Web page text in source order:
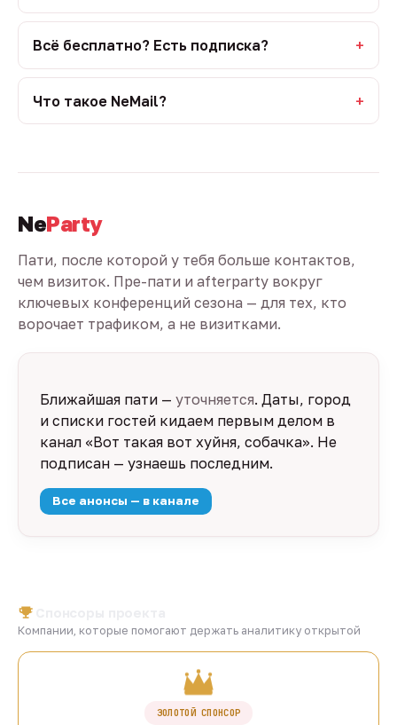
Всё бесплатно? Есть подписка?
Что такое NeMail?
NeParty
Пати, после которой у тебя больше контактов,
чем визиток. Пре-пати и afterparty вокруг
ключевых конференций сезона — для тех, кто
ворочает трафиком, а не визитками.
Ближайшая пати — уточняется. Даты, город
и списки гостей кидаем первым делом в
канал «Вот такая вот хуйня, собачка». Не
подписан — узнаешь последним.
Все анонсы — в канале
Компании, которые помогают держать аналитику открытой
ЗОЛОТОЙ СПОНСОР